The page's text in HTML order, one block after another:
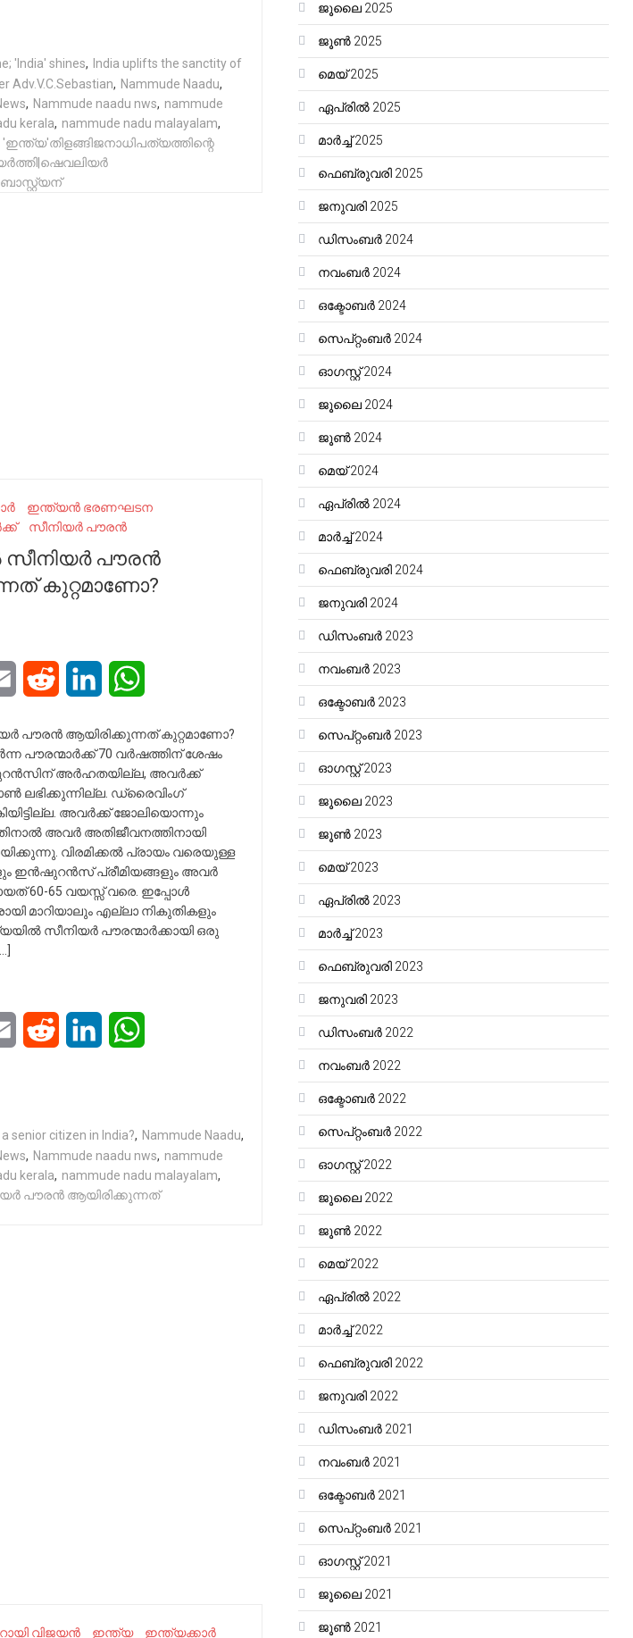
'India' shines,
India uplifts the sanctity of
Adv.V.C.Sebastian, Nammude Naadu,
, Nammude naadu nws, nammude
kerala, nammude nadu malayalam,
ഇന്ത്യൻ ഭരണഘടന
സീനിയർ പൗരൻ
പൗരൻ
കുറ്റമാണോ?
Email Reddit LinkedIn
പൗരൻ ആയിരിക്കുന്നത് കുറ്റമാണോ?
പൗരന്മാർക്ക് 70 വർഷത്തിന് ശേഷം
അർഹതയില്ല, അവർക്ക്
ഡ്രൈവിംഗ്
അവർക്ക് ജോലിയൊന്നും
അവർ അതിജീവനത്തിനായി
വിരമിക്കൽ പ്രായം വരെയുള്ള
ഇൻഷുറൻസ് പ്രീമിയങ്ങളും അവർ
60-65 വയസ്സ് വരെ. ഇപ്പോൾ
മാറിയാലും എല്ലാ നികുതികളും
സീനിയർ പൗരന്മാർക്കായി ഒരു
Email Reddit LinkedIn
senior citizen in India?, Nammude Naadu,
, Nammude naadu nws, nammude
kerala, nammude nadu malayalam,
പൗരൻ ആയിരിക്കുന്നത്
വിജയൻ ഇന്ത്യ ഇന്ത്യക്കാർ
ജൂലൈ 2025
ജൂൺ 2025
മെയ്‌ 2025
ഏപ്രിൽ 2025
മാർച്ച്‌ 2025
ഫെബ്രുവരി 2025
ജനുവരി 2025
ഡിസംബർ 2024
നവംബർ 2024
ഒക്ടോബർ 2024
സെപ്റ്റംബർ 2024
ഓഗസ്റ്റ്‌ 2024
ജൂലൈ 2024
ജൂൺ 2024
മെയ്‌ 2024
ഏപ്രിൽ 2024
മാർച്ച്‌ 2024
ഫെബ്രുവരി 2024
ജനുവരി 2024
ഡിസംബർ 2023
നവംബർ 2023
ഒക്ടോബർ 2023
സെപ്റ്റംബർ 2023
ഓഗസ്റ്റ്‌ 2023
ജൂലൈ 2023
ജൂൺ 2023
മെയ്‌ 2023
ഏപ്രിൽ 2023
മാർച്ച്‌ 2023
ഫെബ്രുവരി 2023
ജനുവരി 2023
ഡിസംബർ 2022
നവംബർ 2022
ഒക്ടോബർ 2022
സെപ്റ്റംബർ 2022
ഓഗസ്റ്റ്‌ 2022
ജൂലൈ 2022
ജൂൺ 2022
മെയ്‌ 2022
ഏപ്രിൽ 2022
മാർച്ച്‌ 2022
ഫെബ്രുവരി 2022
ജനുവരി 2022
ഡിസംബർ 2021
നവംബർ 2021
ഒക്ടോബർ 2021
സെപ്റ്റംബർ 2021
ഓഗസ്റ്റ്‌ 2021
ജൂലൈ 2021
ജൂൺ 2021